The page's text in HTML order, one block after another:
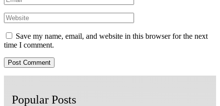
Save my name, email, and website in this browser for the next
time I comment.
Popular Posts